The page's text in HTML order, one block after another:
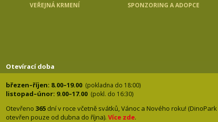
VEŘEJNÁ KRMENÍ SPONZORING A ADOPCE
Otevírací doba
březen–říjen: 8.00–19.00 (pokladna do 18:00)
listopad–únor: 9.00–17.00 (pokl. do 16:30)
Otevřeno 365 dní v roce včetně svátků, Vánoc a Nového roku! (DinoPark
otevřen pouze od dubna do října). Více zde.